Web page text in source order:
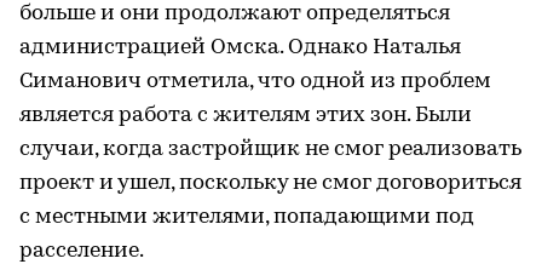
больше и они продолжают определяться
администрацией Омска. Однако Наталья
Симанович отметила, что одной из проблем
является работа с жителям этих зон. Были
случаи, когда застройщик не смог реализовать
проект и ушел, поскольку не смог договориться
с местными жителями, попадающими под
расселение.